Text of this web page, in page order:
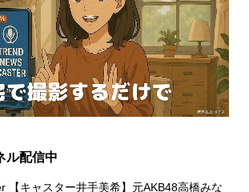
ル配信中
【キャスター井手美希】元AKB48高橋みな